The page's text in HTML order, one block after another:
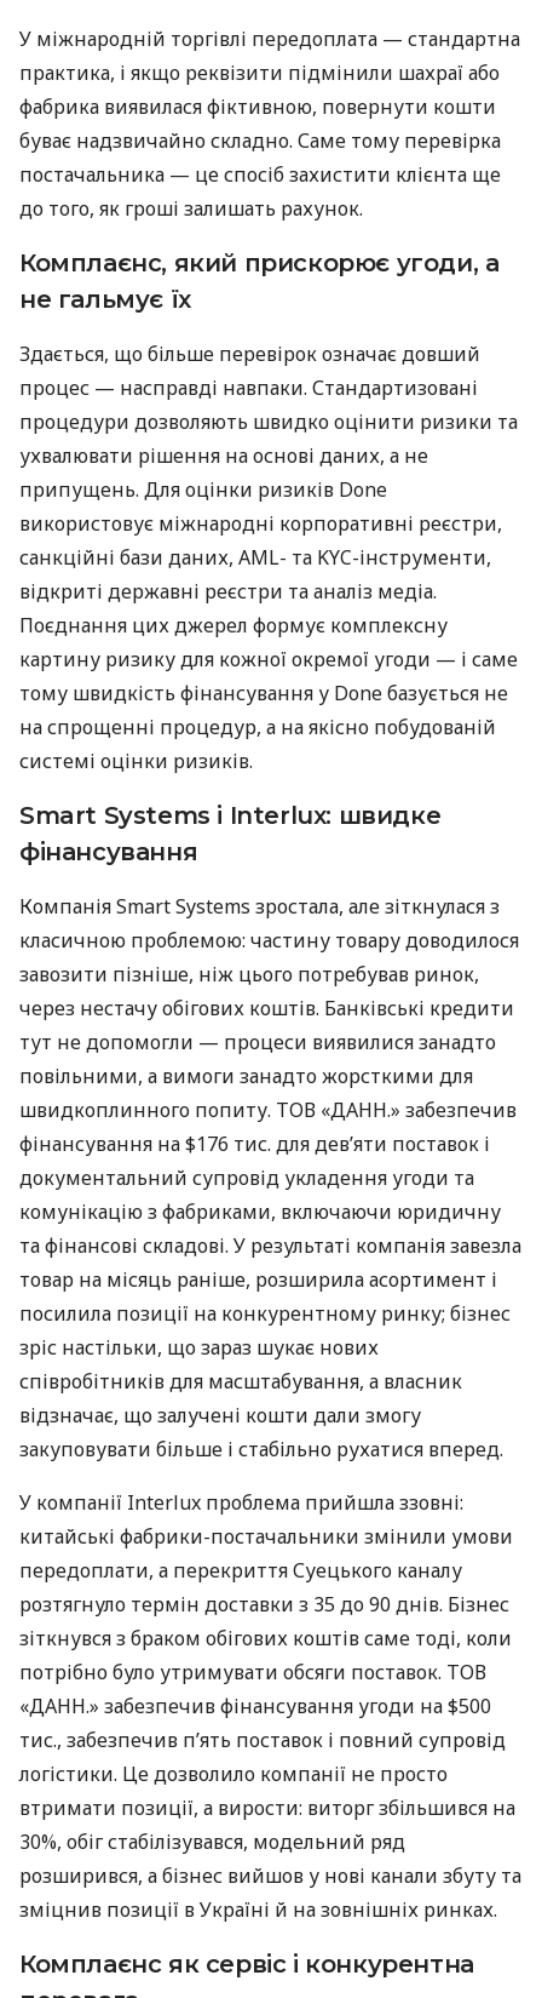
У міжнародній торгівлі передоплата — стандартна
практика, і якщо реквізити підмінили шахраї або
фабрика виявилася фіктивною, повернути кошти
буває надзвичайно складно. Саме тому перевірка
постачальника — це спосіб захистити клієнта ще
до того, як гроші залишать рахунок.
Комплаєнс, який прискорює угоди, а
не гальмує їх
Здається, що більше перевірок означає довший
процес — насправді навпаки. Стандартизовані
процедури дозволяють швидко оцінити ризики та
ухвалювати рішення на основі даних, а не
припущень. Для оцінки ризиків Done
використовує міжнародні корпоративні реєстри,
санкційні бази даних, AML- та KYC-інструменти,
відкриті державні реєстри та аналіз медіа.
Поєднання цих джерел формує комплексну
картину ризику для кожної окремої угоди — і саме
тому швидкість фінансування у Done базується не
на спрощенні процедур, а на якісно побудованій
системі оцінки ризиків.
Smart Systems і Interlux: швидке
фінансування
Компанія Smart Systems зростала, але зіткнулася з
класичною проблемою: частину товару доводилося
завозити пізніше, ніж цього потребував ринок,
через нестачу обігових коштів. Банківські кредити
тут не допомогли — процеси виявилися занадто
повільними, а вимоги занадто жорсткими для
швидкоплинного попиту. ТОВ «ДАНН.» забезпечив
фінансування на $176 тис. для дев’яти поставок і
документальний супровід укладення угоди та
комунікацію з фабриками, включаючи юридичну
та фінансові складові. У результаті компанія завезла
товар на місяць раніше, розширила асортимент і
посилила позиції на конкурентному ринку; бізнес
зріс настільки, що зараз шукає нових
співробітників для масштабування, а власник
відзначає, що залучені кошти дали змогу
закуповувати більше і стабільно рухатися вперед.
У компанії Interlux проблема прийшла ззовні:
китайські фабрики-постачальники змінили умови
передоплати, а перекриття Суецького каналу
розтягнуло термін доставки з 35 до 90 днів. Бізнес
зіткнувся з браком обігових коштів саме тоді, коли
потрібно було утримувати обсяги поставок. ТОВ
«ДАНН.» забезпечив фінансування угоди на $500
тис., забезпечив п’ять поставок і повний супровід
логістики. Це дозволило компанії не просто
втримати позиції, а вирости: виторг збільшився на
30%, обіг стабілізувався, модельний ряд
розширився, а бізнес вийшов у нові канали збуту та
зміцнив позиції в Україні й на зовнішніх ринках.
Комплаєнс як сервіс і конкурентна